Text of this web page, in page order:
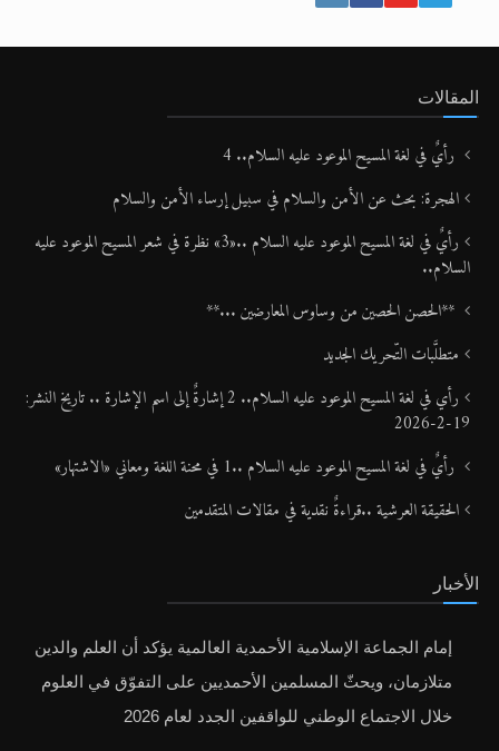
المقالات
رأيٌ في لغة المسيح الموعود عليه السلام.. 4
الهجرة: بحث عن الأمن والسلام في سبيل إرساء الأمن والسلام
رأيٌ في لغة المسيح الموعود عليه السلام ..«3» نظرة في شعر المسيح الموعود عليه
السلام..
**الحصن الحصين من وساوس المعارضين ...**
متطلَّبات التّحريك الجديد
رأي في لغة المسيح الموعود عليه السلام.. 2 إشارةٌ إلى اسم الإشارة .. تاريخ النشر:
19-2-2026
رأيٌ في لغة المسيح الموعود عليه السلام ..1 في محنة اللغة ومعاني «الاشتهار»
الحقيقة العرشية ..قراءةٌ نقدية في مقالات المتقدمين
الأخبار
إمام الجماعة الإسلامية الأحمدية العالمية يؤكد أن العلم والدين
متلازمان، ويحثّ المسلمين الأحمديين على التفوّق في العلوم
خلال الاجتماع الوطني للواقفين الجدد لعام 2026